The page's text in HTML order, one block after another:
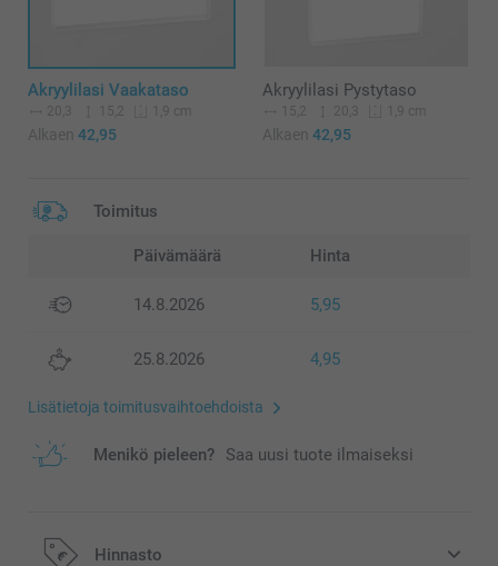
Akryylilasi Vaakataso
20,3 15,2 1,9 cm
Alkaen 42,95
Akryylilasi Pystytaso
15,2 20,3 1,9 cm
Alkaen 42,95
Toimitus
Päivämäärä Hinta
14.8.2026 5,95
25.8.2026 4,95
Lisätietoja toimitusvaihtoehdoista
Menikö pieleen? Saa uusi tuote ilmaiseksi
Hinnasto